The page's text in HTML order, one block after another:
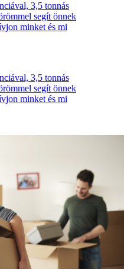
3,5 tonnás
segít önnek
minket és mi
3,5 tonnás
segít önnek
minket és mi